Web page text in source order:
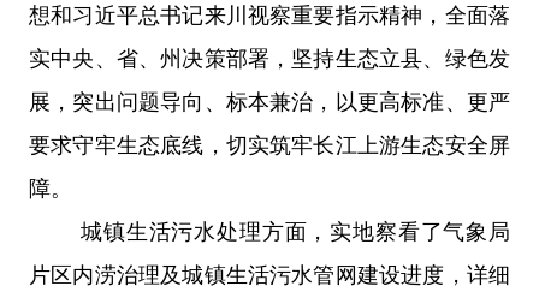
想和习近平总书记来川视察重要指示精神，全面落
实中央、省、州决策部署，坚持生态立县、绿色发
展，突出问题导向、标本兼治，以更高标准、更严
要求守牢生态底线，切实筑牢长江上游生态安全屏
障。
城镇生活污水处理方面，实地察看了气象局
片区内涝治理及城镇生活污水管网建设进度，详细